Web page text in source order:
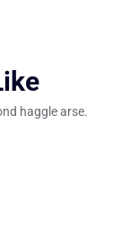
haggle arse.